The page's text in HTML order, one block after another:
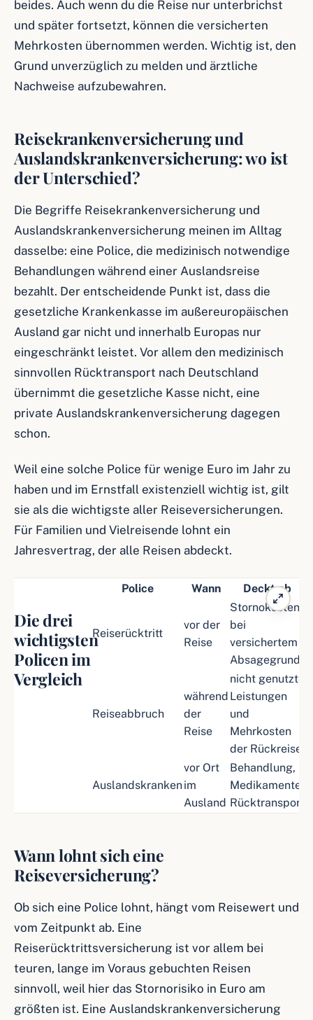
beides. Auch wenn du die Reise nur unterbrichst
und später fortsetzt, können die versicherten
Mehrkosten übernommen werden. Wichtig ist, den
Grund unverzüglich zu melden und ärztliche
Nachweise aufzubewahren.
Reisekrankenversicherung und
Auslandskrankenversicherung: wo ist
der Unterschied?
Die Begriffe Reisekrankenversicherung und
Auslandskrankenversicherung meinen im Alltag
dasselbe: eine Police, die medizinisch notwendige
Behandlungen während einer Auslandsreise
bezahlt. Der entscheidende Punkt ist, dass die
gesetzliche Krankenkasse im außereuropäischen
Ausland gar nicht und innerhalb Europas nur
eingeschränkt leistet. Vor allem den medizinisch
sinnvollen Rücktransport nach Deutschland
übernimmt die gesetzliche Kasse nicht, eine
private Auslandskrankenversicherung dagegen
schon.
Weil eine solche Police für wenige Euro im Jahr zu
haben und im Ernstfall existenziell wichtig ist, gilt
sie als die wichtigste aller Reiseversicherungen.
Für Familien und Vielreisende lohnt ein
Jahresvertrag, der alle Reisen abdeckt.
Die drei
wichtigsten
Policen im
Vergleich
Police Wann Deckt ab
Reiserücktritt
vor der
Reise
Stornokosten
bei
versichertem
Absagegrund
Reiseabbruch
während
der
Reise
nicht genutzte
Leistungen
und
Mehrkosten
der Rückreise
Auslandskranken
vor Ort
im
Ausland
Behandlung,
Medikamente,
Rücktransport
Wann lohnt sich eine
Reiseversicherung?
Ob sich eine Police lohnt, hängt vom Reisewert und
vom Zeitpunkt ab. Eine
Reiserücktrittsversicherung ist vor allem bei
teuren, lange im Voraus gebuchten Reisen
sinnvoll, weil hier das Stornorisiko in Euro am
größten ist. Eine Auslandskrankenversicherung